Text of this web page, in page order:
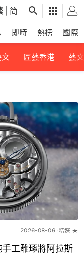
简
即時 熱榜 國際
文 匠藝香港 藝
2026-08-06 精選 ★
工雕琢將阿拉斯